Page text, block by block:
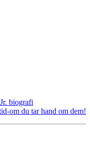
biografi
om du tar hand om dem!